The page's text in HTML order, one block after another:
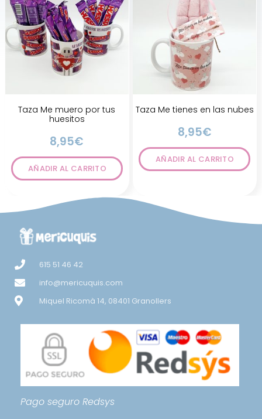
Taza Me muero por tus
huesitos
8,95€
AÑADIR AL CARRITO
Taza Me tienes en las nubes
8,95€
AÑADIR AL CARRITO
615 51 46 42
info@mericuquis.com
Miquel Ricomà 14, 08401 Granollers
Pago seguro Redsys